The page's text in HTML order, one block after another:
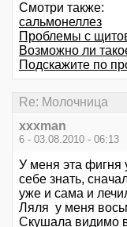
Смотри также:
сальмонеллез
Проблемы с
Возможно ли
Подскажите по
Re: Молочница
xxxman
6 - 03.08.2010 - 06:13
У меня эта фигня
себе знать,
уже и сама и
Ляля у меня
Скушала видимо